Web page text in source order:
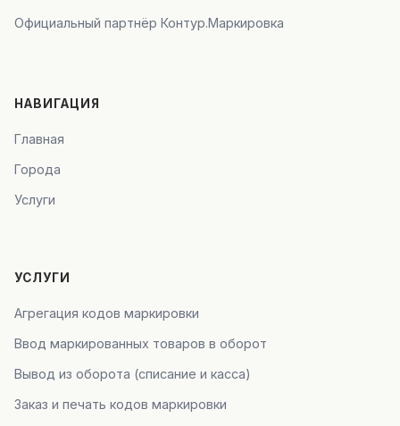
Официальный партнёр Контур.Маркировка
НАВИГАЦИЯ
Главная
Города
Услуги
УСЛУГИ
Агрегация кодов маркировки
Ввод маркированных товаров в оборот
Вывод из оборота (списание и касса)
Заказ и печать кодов маркировки